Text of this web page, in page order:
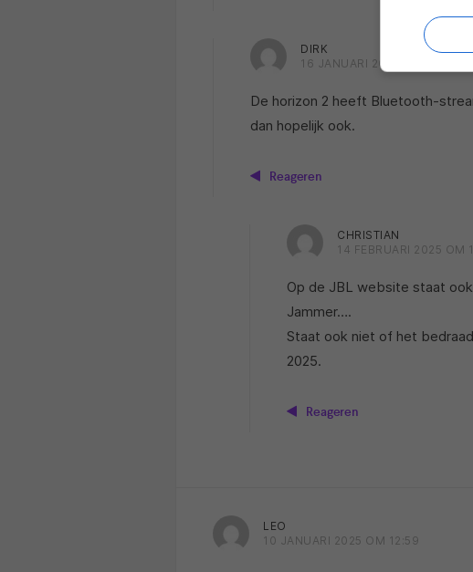
DIRK
16 JANUARI 2025 OM 14:22
De horizon 2 heeft Bluetooth-
dan hopelijk ook.
Reageren
CHRISTIAN
14 FEBRUARI 2025 OM
Op de JBL website staat
Jammer….
Staat ook niet of het
2025.
Reageren
LEO
10 JANUARI 2025 OM 12:59